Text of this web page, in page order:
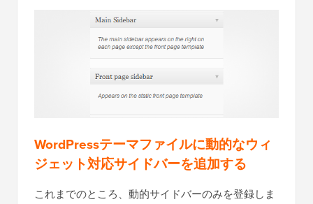
WordPressテーマファイルに動的なウィ
ジェット対応サイドバーを追加する
これまでのところ、動的サイドバーのみを登録しま